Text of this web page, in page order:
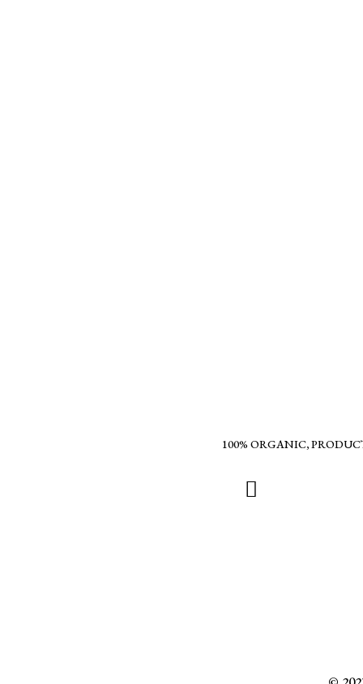
100% ORGANIC,